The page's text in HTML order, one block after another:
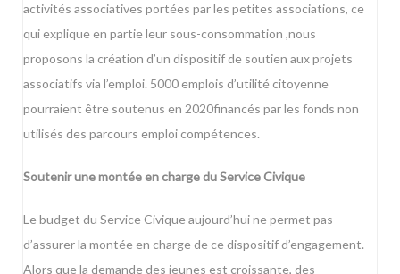
activités associatives portées par les petites associations, ce
qui explique en partie leur sous-consommation ,nous
proposons la création d’un dispositif de soutien aux projets
associatifs via l’emploi. 5000 emplois d’utilité citoyenne
pourraient être soutenus en 2020financés par les fonds non
utilisés des parcours emploi compétences.
Soutenir une montée en charge du Service Civique
Le budget du Service Civique aujourd’hui ne permet pas
d’assurer la montée en charge de ce dispositif d’engagement.
Alors que la demande des jeunes est croissante, des